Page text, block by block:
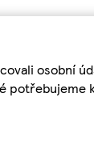
osobní